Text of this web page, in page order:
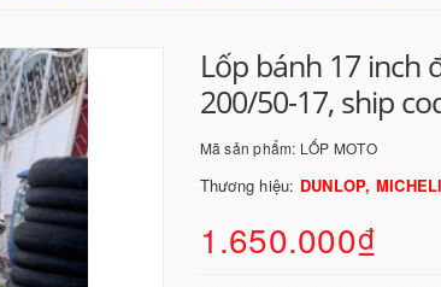
Lốp bánh 17 inch
200/50-17, ship
Mã sản phẩm: LỐP MOTO
Thương hiệu: DUNLOP,
1.650.000₫